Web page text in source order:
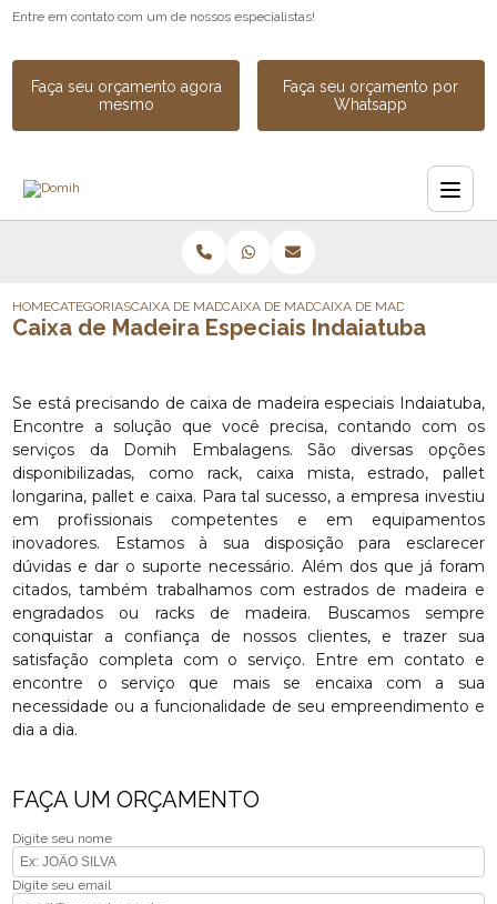
Entre em contato com um de nossos especialistas!
Faça seu orçamento agora
mesmo
Faça seu orçamento por
Whatsapp
HOMECATEGORIASCAIXA DE MADEIRACAIXA DE MADEIRA SOB MEDIDA
CAIXA DE MADEIRA
Caixa de Madeira Especiais Indaiatuba
Se está precisando de caixa de madeira especiais Indaiatuba,
Encontre a solução que você precisa, contando com os
serviços da Domih Embalagens. São diversas opções
disponibilizadas, como rack, caixa mista, estrado, pallet
longarina, pallet e caixa. Para tal sucesso, a empresa investiu
em profissionais competentes e em equipamentos
inovadores. Estamos à sua disposição para esclarecer
dúvidas e dar o suporte necessário. Além dos que já foram
citados, também trabalhamos com estrados de madeira e
engradados ou racks de madeira. Buscamos sempre
conquistar a confiança de nossos clientes, e trazer sua
satisfação completa com o serviço. Entre em contato e
encontre o serviço que mais se encaixa com a sua
necessidade ou a funcionalidade de seu empreendimento e
dia a dia.
FAÇA UM ORÇAMENTO
Digite seu nome
Digite seu email